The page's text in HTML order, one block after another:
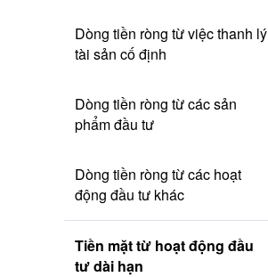
Dòng tiền ròng từ việc thanh lý
tài sản cố định
Dòng tiền ròng từ các sản
phẩm đầu tư
Dòng tiền ròng từ các hoạt
động đầu tư khác
Tiền mặt từ hoạt động đầu
tư dài hạn